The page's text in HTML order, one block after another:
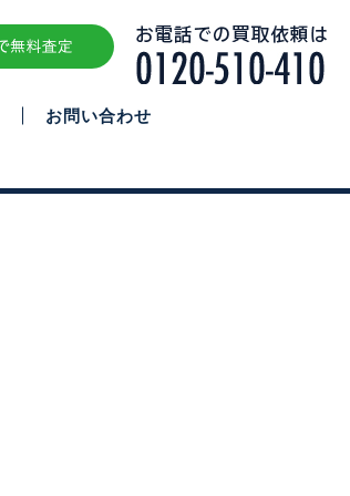
お問い合わせ